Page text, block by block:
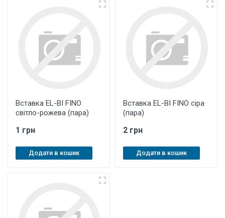
Вставка EL-BI FINO
світло-рожева (пара)
1 грн
Додати в кошик
Вставка EL-BI FINO сіра
(пара)
2 грн
Додати в кошик